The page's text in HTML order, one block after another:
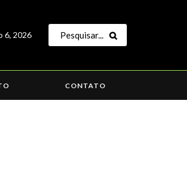
6, 2026
CONTATO